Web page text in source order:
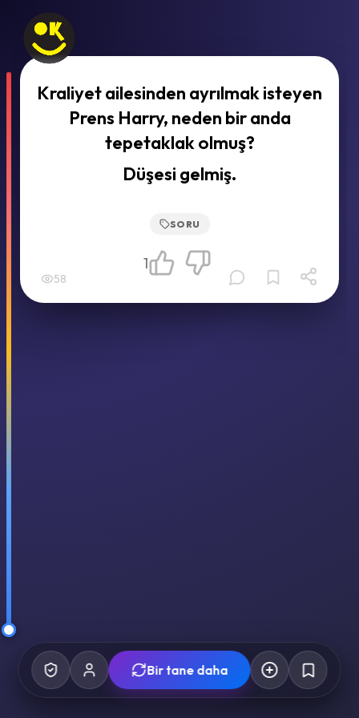
Kraliyet ailesinden ayrılmak isteyen
Prens Harry, neden bir anda
tepetaklak olmuş?
Düşesi gelmiş.
SORU
58
1
Bir tane daha